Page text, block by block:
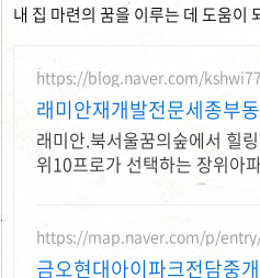
내 집 마련의 꿈을 이루는 데 도움이
https://blog.naver.com/
래미안재개발전문세종부
빌라지기는 당신 편임니다
래미안.북서울꿈의숲에서 힐
위10프로가 선택하는 장위아
https://map.naver.com/p/
금오현대아이파크전담중